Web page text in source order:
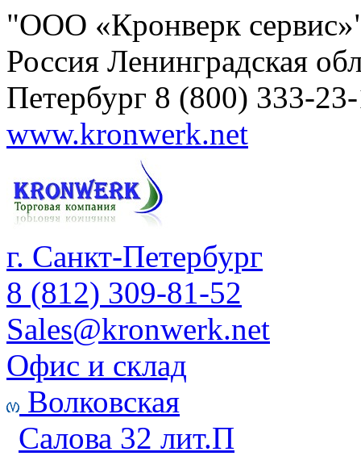
"ООО «Кронверк
Россия Ленинградская
Петербург 8 (800) 333-
www.kronwerk.net
г. Санкт-Петербург
8 (812) 309-81-52
Sales@kronwerk.net
Офис и склад
Волковская
Салова 32 лит.П